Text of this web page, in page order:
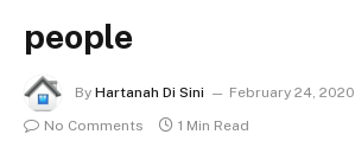
people
By Hartanah Di Sini
February 24, 2020
No Comments
1 Min Read